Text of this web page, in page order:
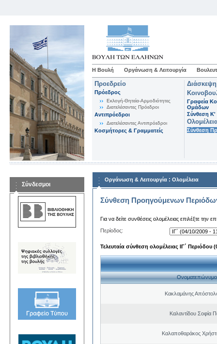
Η Βουλή Οργάνωση & Λειτουργία
Προεδρείο
Πρόεδρος
Εκλογή-Θητεία-Αρμοδιότητες
Διατελέσαντες Πρόεδροι
Αντιπρόεδροι
Διατελέσαντες Αντιπρόεδροι
Κοσμήτορες & Γραμματείς
Γραφεία
Ομάδων
Σύνθεση K'
Σύνθεση
Σύνδεσμοι
Οργάνωση & Λειτουργία : Ολομέλεια
Σύνθεση Προηγούμενων
Για να δείτε συνθέσεις ολομέλειας επιλέξτε την
Περίοδος:
Τελευταία σύνθεση ολομέλειας ΙΓ΄ Περιόδου
Ονοματεπώνυμο
Κακλαμάνης
Καλαντίδου Σοφία
Καλαποθαράκος